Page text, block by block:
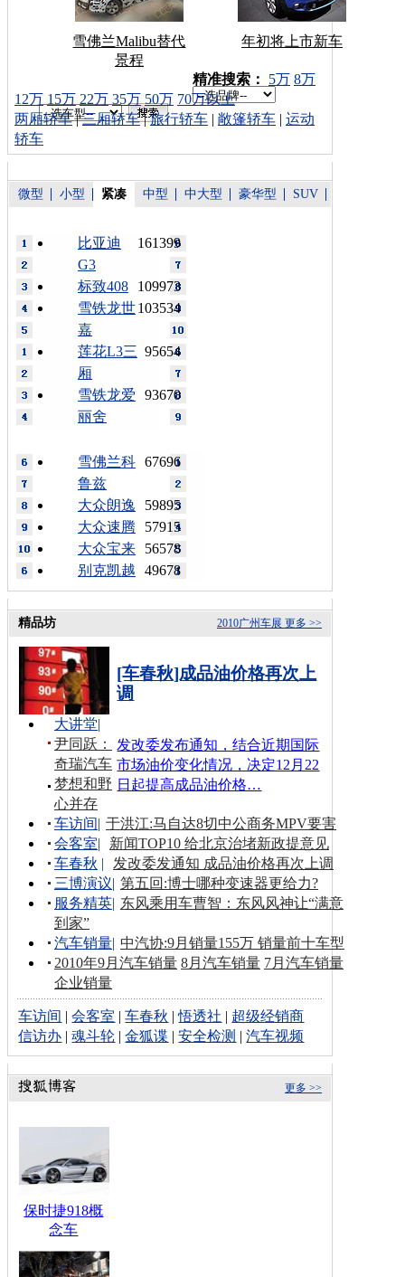
雪佛兰Malibu替代
景程
年初将上市新车
车型搜索：
精准搜索： 5万 8万
12万 15万 22万 35万 50万 70万以上
两厢轿车|三厢轿车|旅行轿车 | 敞篷轿车 | 运动
轿车
微型 小型 紧凑 中型 中大型 豪华型 SUV
161399
比亚迪
G3
109973
标致408
103534
雪铁龙世
嘉
95654
莲花L3三
厢
93670
雪铁龙爱
丽舍
67696
雪佛兰科
鲁兹
59895
大众朗逸
57915
大众速腾
56578
大众宝来
49678
别克凯越
更多 >>
2010广州车展
精品坊
[车春秋]成品油价格再次上
调
发改委发布通知，结合近期国际
市场油价变化情况，决定12月22
日起提高成品油价格…
大讲堂|
尹同跃：
奇瑞汽车
梦想和野
心并存
车访间| 于洪江:马自达8切中公商务MPV要害
会客室|
新闻TOP10 给北京治堵新政提意见
车春秋 |
发改委发通知 成品油价格再次上调
三博演议| 第五回:博士哪种变速器更给力?
服务精英| 东风乘用车曹智：东风风神让“满意
到家”
汽车销量| 中汽协:9月销量155万 销量前十车型
2010年9月汽车销量 8月汽车销量 7月汽车销量
企业销量
车访间 |会客室 |车春秋 |悟透社 | 超级经销商
信访办 |魂斗轮 |金狐谍 |安全检测 |汽车视频
更多 >>
保时捷918概
念车